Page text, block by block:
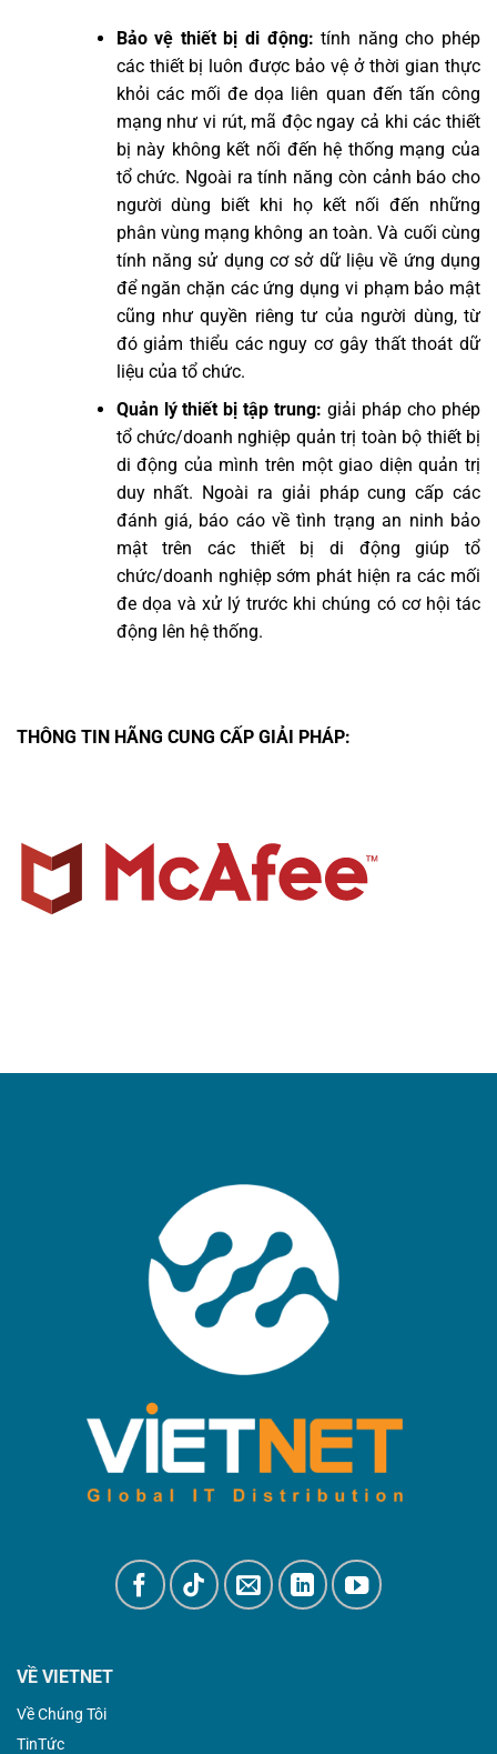
Bảo vệ thiết bị di động:tính năng cho phép
các thiết bị luôn được bảo vệ ở thời gian thực
khỏi các mối đe dọa liên quan đến tấn công
mạng như vi rút, mã độc ngay cả khi các thiết
bị này không kết nối đến hệ thống mạng của
tổ chức. Ngoài ra tính năng còn cảnh báo cho
người dùng biết khi họ kết nối đến những
phân vùng mạng không an toàn. Và cuối cùng
tính năng sử dụng cơ sở dữ liệu về ứng dụng
để ngăn chặn các ứng dụng vi phạm bảo mật
cũng như quyền riêng tư của người dùng, từ
đó giảm thiểu các nguy cơ gây thất thoát dữ
liệu của tổ chức.
Quản lý thiết bị tập trung: giải pháp cho phép
tổ chức/doanh nghiệp quản trị toàn bộ thiết bị
di động của mình trên một giao diện quản trị
duy nhất. Ngoài ra giải pháp cung cấp các
đánh giá, báo cáo về tình trạng an ninh bảo
mật trên các thiết bị di động giúp tổ
chức/doanh nghiệp sớm phát hiện ra các mối
đe dọa và xử lý trước khi chúng có cơ hội tác
động lên hệ thống.
THÔNG TIN HÃNG CUNG CẤP GIẢI PHÁP:
VỀ VIETNET
Về Chúng Tôi
TinTức